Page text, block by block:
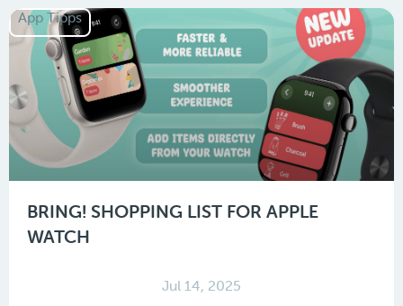
App Tipps
BRING! SHOPPING LIST FOR APPLE
WATCH
Jul 14, 2025